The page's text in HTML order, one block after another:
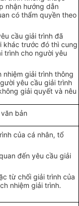
nhận hướng dẫn
có thẩm quyền theo
cầu giải trình đã
khác trước đó thì cung
trình cho người yêu
nhiệm giải trình thông
yêu cầu giải trình
giải quyết và nêu
bản
của cá nhân, tổ
đến yêu cầu giải
từ chối giải trình của
nhiệm giải trình.